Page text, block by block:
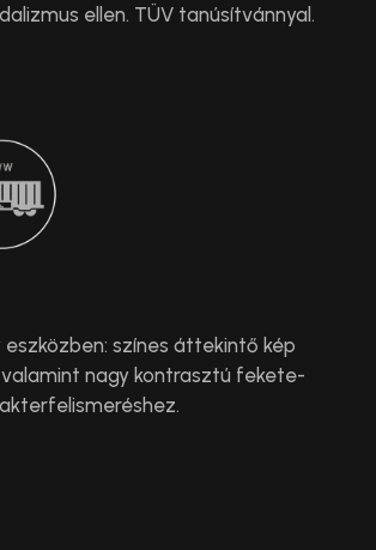
ellen. TÜV tanúsítvánnyal.
eszközben: színes áttekintő kép
nagy kontrasztú fekete-